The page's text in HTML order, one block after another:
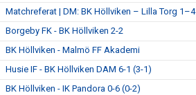
Matchreferat | DM: BK Höllviken – Lilla Torg 1–4
Borgeby FK - BK Höllviken 2-2
BK Höllviken - Malmö FF Akademi
Husie IF - BK Höllviken DAM 6-1 (3-1)
BK Höllviken - IK Pandora 0-6 (0-2)